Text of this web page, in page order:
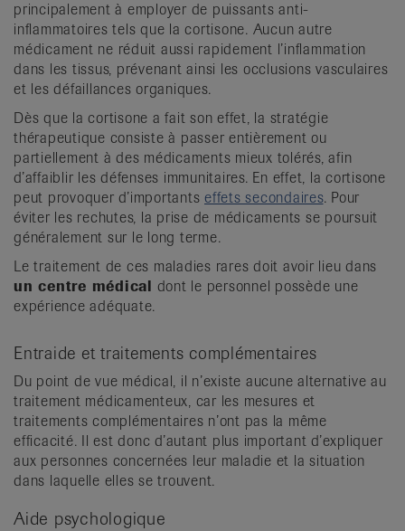
principalement à employer de puissants anti-
inflammatoires tels que la cortisone. Aucun autre
médicament ne réduit aussi rapidement l’inflammation
dans les tissus, prévenant ainsi les occlusions vasculaires
et les défaillances organiques.
Dès que la cortisone a fait son effet, la stratégie
thérapeutique consiste à passer entièrement ou
partiellement à des médicaments mieux tolérés, afin
d’affaiblir les défenses immunitaires. En effet, la cortisone
peut provoquer d’importants effets secondaires. Pour
éviter les rechutes, la prise de médicaments se poursuit
généralement sur le long terme.
Le traitement de ces maladies rares doit avoir lieu dans
un centre médical dont le personnel possède une
expérience adéquate.
Entraide et traitements complémentaires
Du point de vue médical, il n’existe aucune alternative au
traitement médicamenteux, car les mesures et
traitements complémentaires n’ont pas la même
efficacité. Il est donc d’autant plus important d’expliquer
aux personnes concernées leur maladie et la situation
dans laquelle elles se trouvent.
Aide psychologique